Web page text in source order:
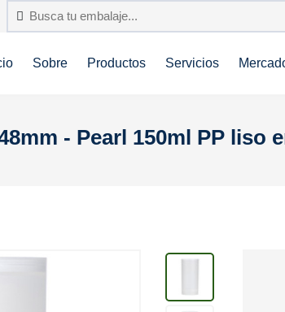
Sobre Productos Servicios
- Pearl 150ml PP liso